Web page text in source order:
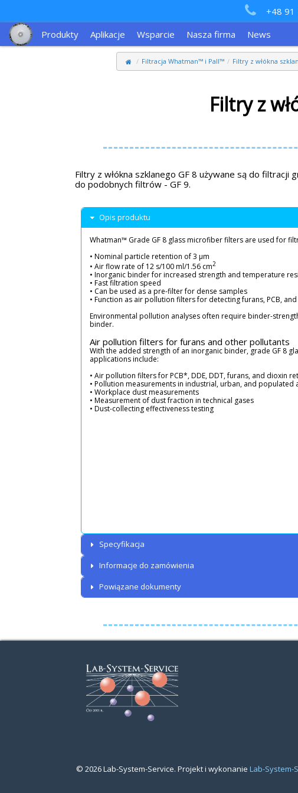
+48 91
Produkty
Aplikacje Wsparcie Nasza firma News
Filtracja Whatman™ i Pall™ Filtry z włókna
Filtry z
Filtry z włókna szklanego GF 8 używane są do
do podobnych filtrów - GF 9.
Opis produktu
Whatman™ Grade GF 8 glass microfiber filters are used for
• Nominal particle retention of 3 µm
• Air flow rate of 12 s/100 ml/1.56 cm2
• Inorganic binder for increased strength and temperature
• Fast filtration speed
• Can be used as a pre-filter for dense samples
• Function as air pollution filters for detecting furans, PCB,
Environmental pollution analyses often require binder-
binder.
Air pollution filters for furans and other pollutants
With the added strength of an inorganic binder, grade GF 8
applications include:
• Air pollution filters for PCB*, DDE, DDT, furans, and dioxin
• Pollution measurements in industrial, urban, and populated
• Workplace dust measurements
• Measurement of dust fraction in technical gases
• Dust-collecting effectiveness testing
Specyfikacja
Informacje do zamówienia
Powiązane dokumenty
© 2026 Lab-System-Service. Projekt i wykonanie Lab-System-